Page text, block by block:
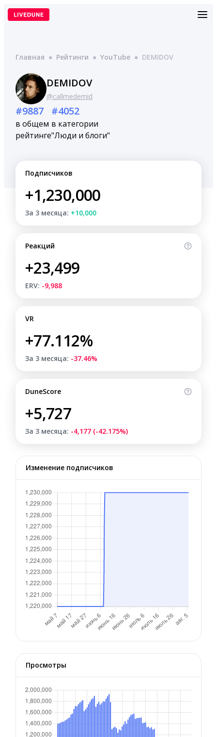
Перейти
Главная ● Рейтинги ● YouTube ● DEMIDOV
DEMIDOV
@callmedemid
#9887
в общем
рейтинге
#4052
в категории
"Люди и блоги"
Подписчиков
+1,230,000
За 3 месяца: +10,000
Реакций
+23,499
ERV: -9,988
VR
+77.112%
За 3 месяца: -37.46%
DuneScore
+5,727
За 3 месяца: -4,177 (-42.175%)
Изменение подписчиков
Просмотры